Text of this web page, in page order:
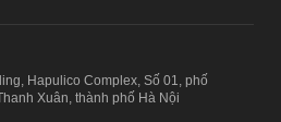
Hapulico Complex, Số 01, phố
Xuân, thành phố Hà Nội